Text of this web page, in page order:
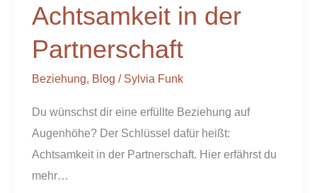
Achtsamkeit in der
Partnerschaft
Beziehung, Blog / Sylvia Funk
Du wünschst dir eine erfüllte Beziehung auf
Augenhöhe? Der Schlüssel dafür heißt:
Achtsamkeit in der Partnerschaft. Hier erfährst du
mehr…
Partnerschaft